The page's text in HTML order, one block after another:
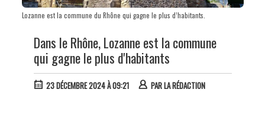
Lozanne est la commune du Rhône qui gagne le plus d’habitants.
Dans le Rhône, Lozanne est la commune
qui gagne le plus d'habitants
23 DÉCEMBRE 2024 À 09:21 PARLA RÉDACTION